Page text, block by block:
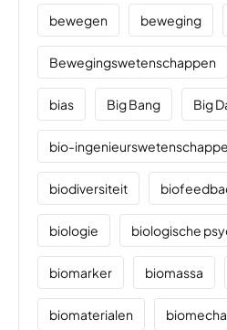
bewegen beweging
Bewegingswetenschappen
bias Big Bang Big
bio-
biodiversiteit
biologie biologische
biomarker biomassa
biomaterialen